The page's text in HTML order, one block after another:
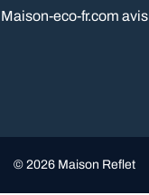
Maison-eco-fr.com avis
© 2026 Maison Reflet